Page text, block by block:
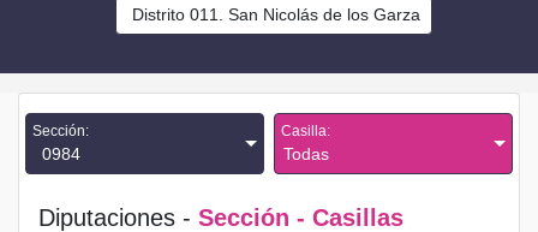
Distrito 011. San Nicolás de los Garza
Sección:
0984
Casilla:
Todas
Diputaciones - Sección - Casillas